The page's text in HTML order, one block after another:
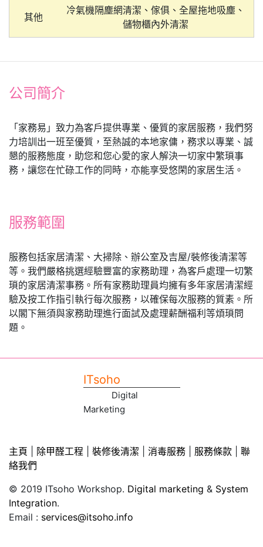
其他
冷氣機隔塵網清潔、傢俱、全屋拖地吸塵、
儲物櫃內外清潔
公司簡介
「家務易」致力為客戶提供專業、優質的家居服務，我們努
力培訓出一班至優質，至熱誠的本地家傭，務求以專業、誠
懇的服務態度，助您和您心愛的家人解決一切家中繁瑣事
務，讓您在忙碌工作的同時，亦能享受悠閑的家居生活。
服務範圍
服務包括家居清潔、大掃除、辦公室及吉屋/裝修後清潔等
等。我們嚴格挑選經驗豐富的家務助理，為客戶處理一切繁
瑣的家居清潔事務。所有家務助理員均擁有多年家居清潔經
驗及按工作指引執行每次服務，以確保每次服務的質素。所
以閣下無須與家務助理進行面試及處理薪酬福利等煩瑣問
題。
ITsoho
Digital
Marketing
主頁 除甲醛工程 裝修後清潔 消毒服務 服務條款
聯
絡我們
© 2019 ITsoho Workshop. Digital marketing & System
Integration.
Email : services@itsoho.info